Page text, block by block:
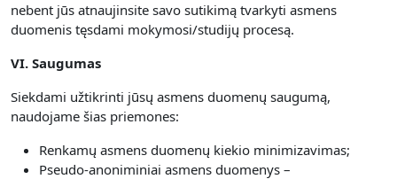
nebent jūs atnaujinsite savo sutikimą tvarkyti asmens
duomenis tęsdami mokymosi/studijų procesą.
VI. Saugumas
Siekdami užtikrinti jūsų asmens duomenų saugumą,
naudojame šias priemones:
Renkamų asmens duomenų kiekio minimizavimas;
Pseudo-anoniminiai asmens duomenys –